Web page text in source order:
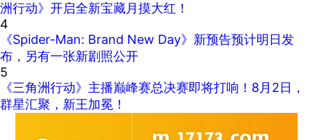
洲行动》开启全新宝藏月摸大红！
4
《Spider-Man: Brand New Day》新预告预计明日发
布，另有一张新剧照公开
5
《三角洲行动》主播巅峰赛总决赛即将打响！8月2日，
群星汇聚，新王加冕！